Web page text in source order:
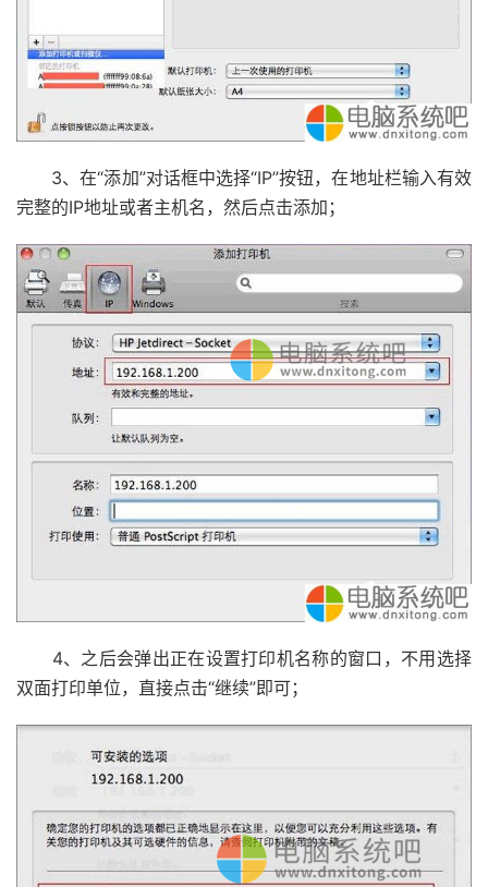
3、在“添加”对话框中选择“IP”按钮，在地址栏输入有效
完整的IP地址或者主机名，然后点击添加；
4、之后会弹出正在设置打印机名称的窗口，不用选择
双面打印单位，直接点击“继续”即可；